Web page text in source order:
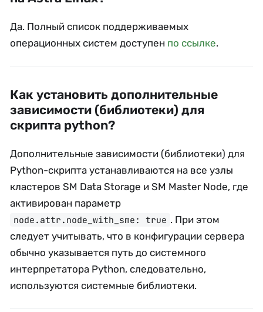
Да. Полный список поддерживаемых
операционных систем доступен по ссылке.
Как установить дополнительные
зависимости (библиотеки) для
скрипта python?
Дополнительные зависимости (библиотеки) для
Python-скрипта устанавливаются на все узлы
кластеров SM Data Storage и SM Master Node, где
активирован параметр
node.attr.node_with_sme: true . При этом
следует учитывать, что в конфигурации сервера
обычно указывается путь до системного
интерпретатора Python, следовательно,
используются системные библиотеки.